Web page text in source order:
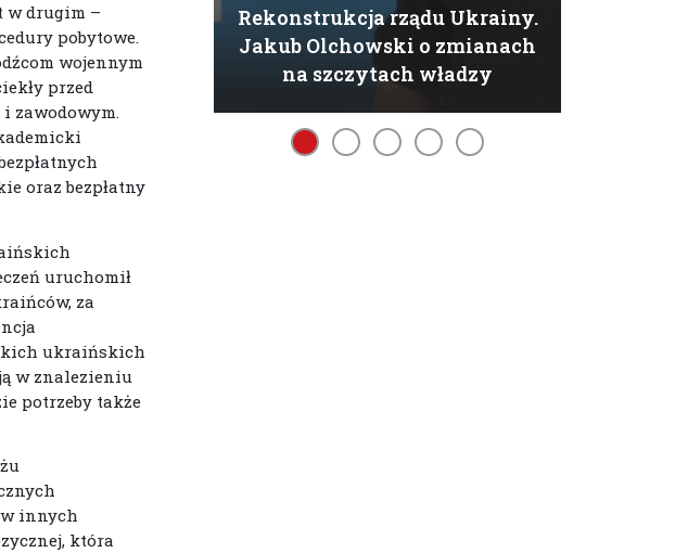
w drugim –
pobytowe.
wojennym
przed
zawodowym.
oraz bezpłatny
uruchomił
za
ukraińskich
w znalezieniu
potrzeby także
innych
która
Rekonstrukcja rządu Ukrainy.
Jakub Olchowski o zmianach
na szczytach władzy